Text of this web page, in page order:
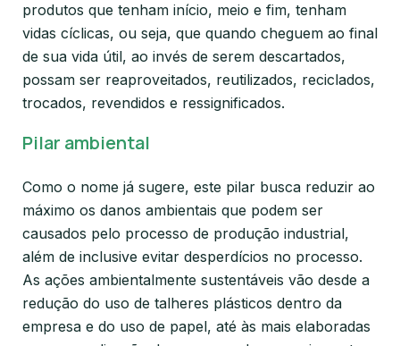
produtos que tenham início, meio e fim, tenham
vidas cíclicas, ou seja, que quando cheguem ao final
de sua vida útil, ao invés de serem descartados,
possam ser reaproveitados, reutilizados, reciclados,
trocados, revendidos e ressignificados.
Pilar ambiental
Como o nome já sugere, este pilar busca reduzir ao
máximo os danos ambientais que podem ser
causados pelo processo de produção industrial,
além de inclusive evitar desperdícios no processo.
As ações ambientalmente sustentáveis vão desde a
redução do uso de talheres plásticos dentro da
empresa e do uso de papel, até às mais elaboradas